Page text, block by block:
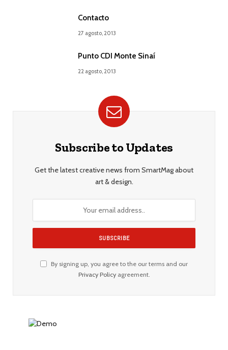
Contacto
27 agosto, 2013
Punto CDI Monte Sinaí
22 agosto, 2013
Subscribe to Updates
Get the latest creative news from SmartMag about
art & design.
By signing up, you agree to the our terms and our
Privacy Policyagreement.